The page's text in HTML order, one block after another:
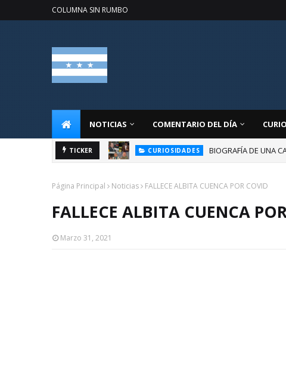
COLUMNA SIN RUMBO
NOTICIAS COMENTARIO DEL DÍA
TICKER CURIOSIDADES BIOGRAFÍA DE UNA
Página Principal Noticias FALLECE ALBITA CUENCA POR COVID
FALLECE ALBITA CUENCA
Marzo 31, 2021